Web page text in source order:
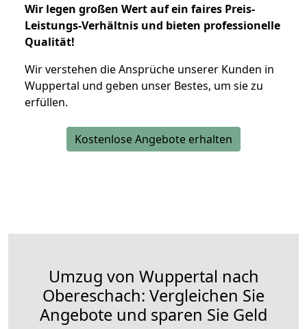
Wir legen großen Wert auf ein faires Preis-
Leistungs-Verhältnis und bieten professionelle
Qualität!
Wir verstehen die Ansprüche unserer Kunden in
Wuppertal und geben unser Bestes, um sie zu
erfüllen.
Kostenlose Angebote erhalten
Umzug von Wuppertal nach
Obereschach: Vergleichen Sie
Angebote und sparen Sie Geld